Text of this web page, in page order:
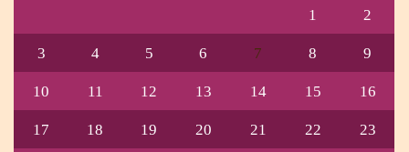
1 2
3 4 5 6 7 8 9
10 11 12 13 14 15 16
17 18 19 20 21 22 23